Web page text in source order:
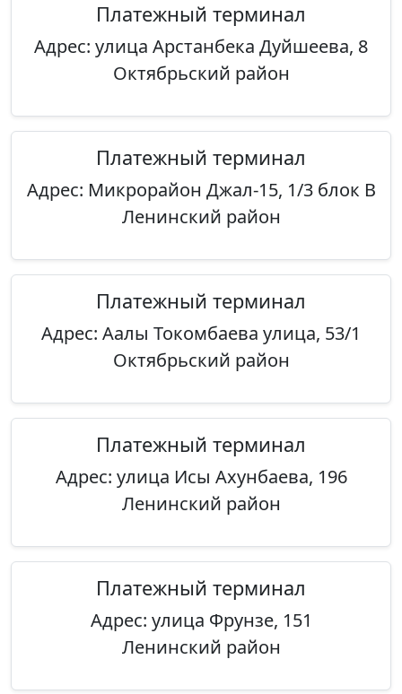
Платежный терминал
Адрес: улица Арстанбека Дуйшеева, 8
Октябрьский район
Платежный терминал
Адрес: Микрорайон Джал-15, 1/3 блок В
Ленинский район
Платежный терминал
Адрес: Аалы Токомбаева улица, 53/1
Октябрьский район
Платежный терминал
Адрес: улица Исы Ахунбаева, 196
Ленинский район
Платежный терминал
Адрес: улица Фрунзе, 151
Ленинский район